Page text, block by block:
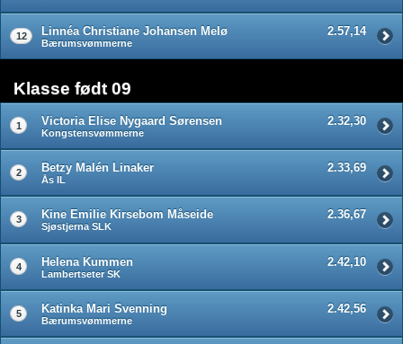
12 Linnéa Christiane Johansen Melø
Bærumsvømmerne
2.57,14
Klasse født 09
1 Victoria Elise Nygaard Sørensen
Kongstensvømmerne
2.32,30
2 Betzy Malén Linaker
Ås IL
2.33,69
3 Kine Emilie Kirsebom Måseide
Sjøstjerna SLK
2.36,67
4 Helena Kummen
Lambertseter SK
2.42,10
5 Katinka Mari Svenning
Bærumsvømmerne
2.42,56